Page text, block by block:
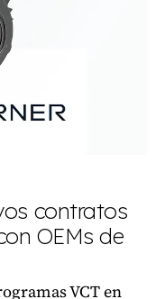
contratos
OEMs de
VCT en